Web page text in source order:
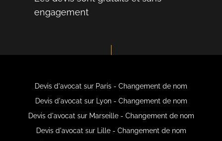
engagement
Devis d'avocat sur Paris - Changement de nom
Devis d'avocat sur Lyon - Changement de nom
Devis d'avocat sur Marseille - Changement de nom
Devis d'avocat sur Lille - Changement de nom